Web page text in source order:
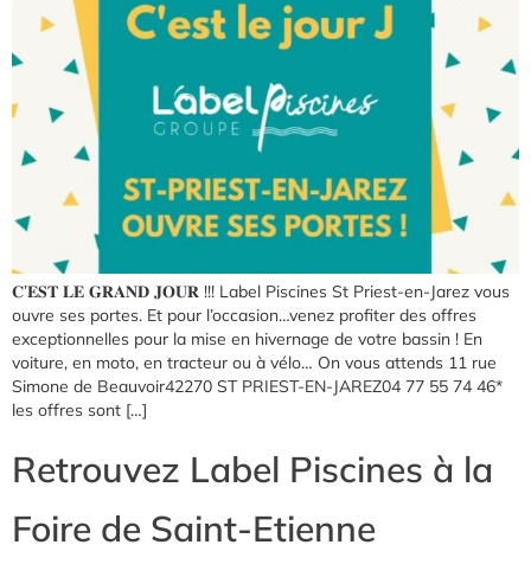
𝐂’𝐄𝐒𝐓 𝐋𝐄 𝐆𝐑𝐀𝐍𝐃 𝐉𝐎𝐔𝐑 !!! Label Piscines St Priest-en-Jarez vous
ouvre ses portes. Et pour l’occasion…venez profiter des offres
exceptionnelles pour la mise en hivernage de votre bassin ! En
voiture, en moto, en tracteur ou à vélo… On vous attends 11 rue
Simone de Beauvoir42270 ST PRIEST-EN-JAREZ04 77 55 74 46*
les offres sont […]
Retrouvez Label Piscines à la
Foire de Saint-Etienne